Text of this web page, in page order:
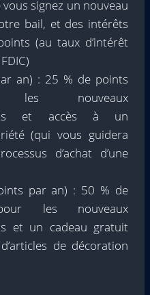
signez un nouveau
bail, et des intérêts
(au taux d’intérêt
an) : 25 % de points
nouveaux
et accès à un
(qui vous guidera
d’achat d’une
par an) : 50 % de
les nouveaux
et un cadeau gratuit
de décoration